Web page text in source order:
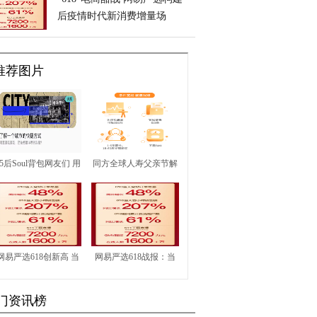
后疫情时代新消费增量场
荐图片
后Soul背包网友们 用
自己的方式探索世界
同方全球人寿父亲节解
密：如何做“不倒翁”爸
爸
易严选618创新高 当
上涨48%
网易严选618战报：当
资讯榜